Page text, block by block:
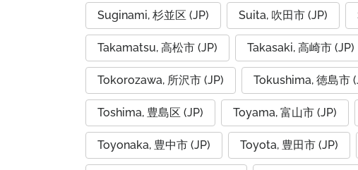
Suginami, 杉並区 (JP) Suita, 吹田市 (JP)
Takamatsu, 高松市 (JP) Takasaki, 高崎市 (JP)
Tokorozawa, 所沢市 (JP) Tokushima, 徳島市
Toshima, 豊島区 (JP) Toyama, 富山市 (JP)
Toyonaka, 豊中市 (JP) Toyota, 豊田市 (JP)